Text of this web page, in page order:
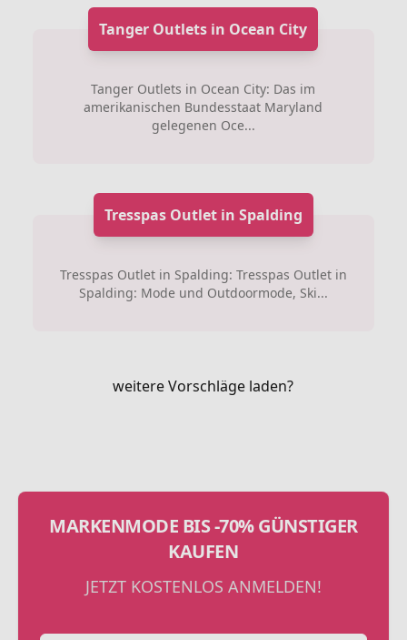
Tanger Outlets in Ocean City
Tanger Outlets in Ocean City: Das im
amerikanischen Bundesstaat Maryland
gelegenen Oce...
Tresspas Outlet in Spalding
Tresspas Outlet in Spalding: Tresspas Outlet in
Spalding: Mode und Outdoormode, Ski...
weitere Vorschläge laden?
MARKENMODE BIS -70% GÜNSTIGER
KAUFEN
JETZT KOSTENLOS ANMELDEN!